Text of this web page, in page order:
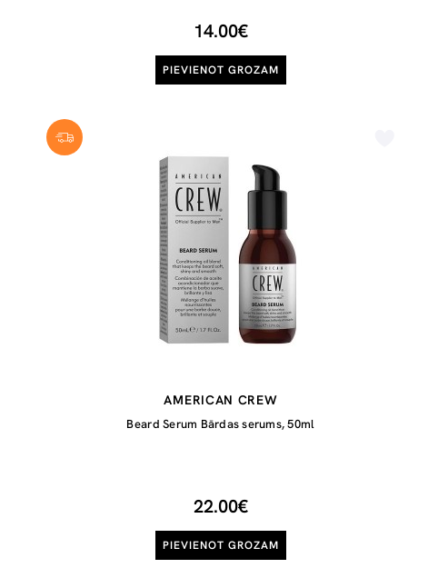
14.00€
PIEVIENOT GROZAM
AMERICAN CREW
Beard Serum Bārdas serums, 50ml
22.00€
PIEVIENOT GROZAM